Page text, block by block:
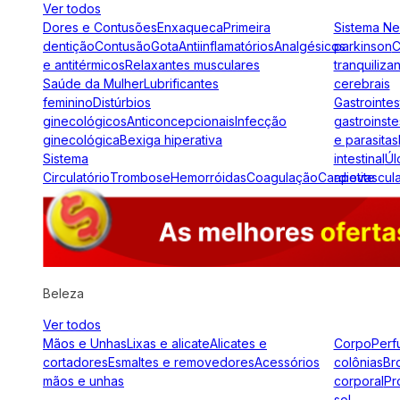
Ver todos
Dores e ContusõesEnxaquecaPrimeira
dentiçãoContusãoGotaAntiinflamatóriosAnalgésicos
e antitérmicosRelaxantes musculares
Saúde da MulherLubrificantes
femininoDistúrbios
ginecológicosAnticoncepcionaisInfecção
ginecológicaBexiga hiperativa
Sistema
CirculatórioTromboseHemorróidasCoagulação
Sistema
parkinson
cerebrais
e parasitas
intestinal
apetite
Beleza
Ver todos
Mãos e UnhasLixas e alicateAlicates e
cortadoresEsmaltes e removedoresAcessórios
mãos e unhas
Corpo
colônias
corporal